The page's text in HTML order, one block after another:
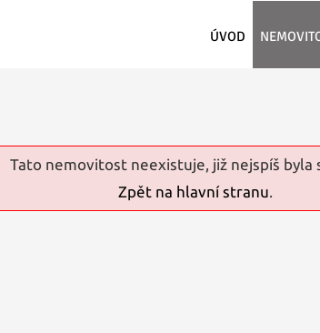
ÚVOD
Tato nemovitost neexistuje, již nejspíš byla
Zpět na hlavní stranu.